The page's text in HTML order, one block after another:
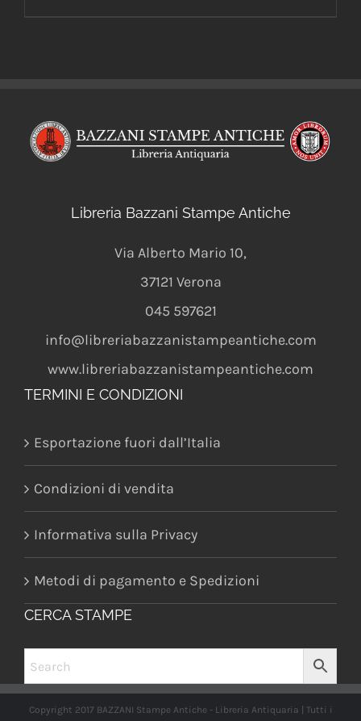
Libreria Bazzani Stampe Antiche
Via Alberto Mario 10,
37121 Verona
045 597621
info@libreriabazzanistampeantiche.com
www.libreriabazzanistampeantiche.com
TERMINI E CONDIZIONI
Esportazione fuori dall’Italia
Condizioni di vendita
Informativa sulla Privacy
Metodi di pagamento e Spedizioni
CERCA STAMPE
Copyright 2017 BAZZANI Stampe Antiche - Libreria Antiquaria | Tutti i